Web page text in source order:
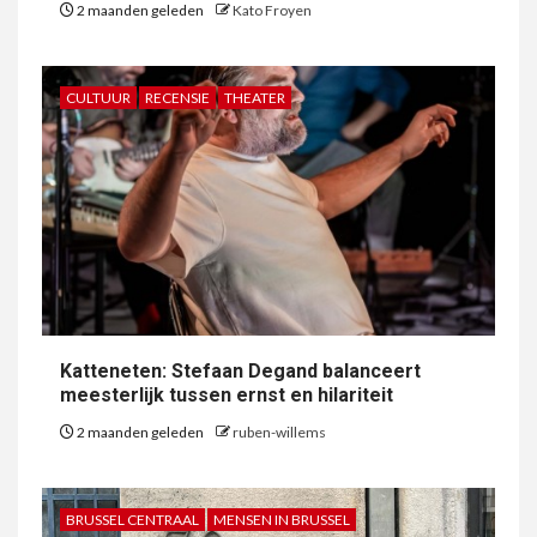
2 maanden geleden Kato Froyen
CULTUUR RECENSIE THEATER
Katteneten: Stefaan Degand balanceert
meesterlijk tussen ernst en hilariteit
2 maanden geleden ruben-willems
BRUSSEL CENTRAAL MENSEN IN BRUSSEL